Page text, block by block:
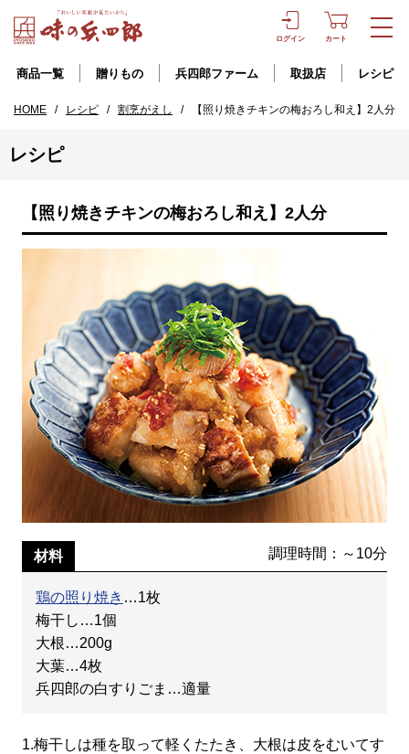
ログイン カート
商品一覧 贈りもの 兵四郎ファーム 取扱店 レシピ
HOME / レシピ / 割烹がえし / 【照り焼きチキンの梅おろし和え】2人分
レシピ
【照り焼きチキンの梅おろし和え】2人分
材料 調理時間：～10分
鶏の照り焼き …1枚
梅干し…1個
大根…200g
大葉…4枚
兵四郎の白すりごま…適量
1.梅干しは種を取って軽くたたき、大根は皮をむいてす